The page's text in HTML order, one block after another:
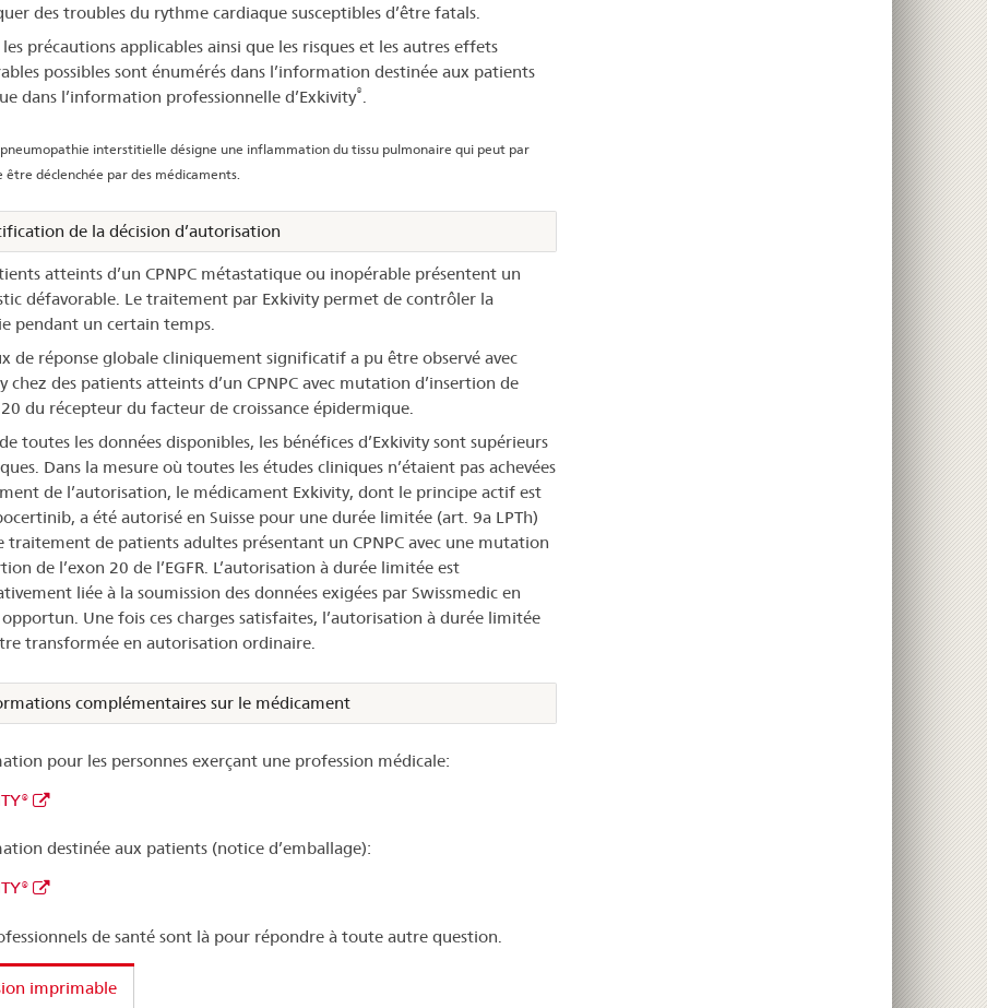
des troubles du rythme cardiaque susceptibles d’être fatals.
les précautions applicables ainsi que les risques et les autres effets
possibles sont énumérés dans l’information destinée aux patients
dans l’information professionnelle d’Exkivity®.
interstitielle désigne une inflammation du tissu pulmonaire qui peut par
être déclenchée par des médicaments.
de la décision d’autorisation
atteints d’un CPNPC métastatique ou inopérable présentent un
défavorable. Le traitement par Exkivity permet de contrôler la
pendant un certain temps.
de réponse globale cliniquement significatif a pu être observé avec
chez des patients atteints d’un CPNPC avec mutation d’insertion de
20 du récepteur du facteur de croissance épidermique.
toutes les données disponibles, les bénéfices d’Exkivity sont supérieurs
Dans la mesure où toutes les études cliniques n’étaient pas achevées
de l’autorisation, le médicament Exkivity, dont le principe actif est
a été autorisé en Suisse pour une durée limitée (art. 9a LPTh)
traitement de patients adultes présentant un CPNPC avec une mutation
de l’exon 20 de l’EGFR. L’autorisation à durée limitée est
liée à la soumission des données exigées par Swissmedic en
Une fois ces charges satisfaites, l’autorisation à durée limitée
transformée en autorisation ordinaire.
complémentaires sur le médicament
pour les personnes exerçant une profession médicale:
destinée aux patients (notice d’emballage):
de santé sont là pour répondre à toute autre question.
imprimable